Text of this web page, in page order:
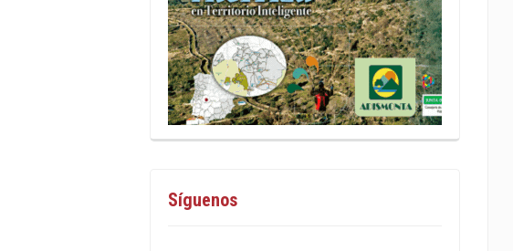
Síguenos